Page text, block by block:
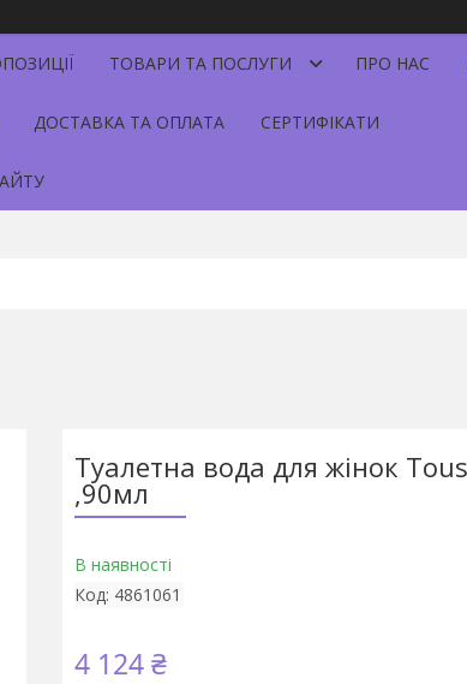
ТОВАРИ ТА ПОСЛУГИ ПРО НАС
ДОСТАВКА ТА ОПЛАТА СЕРТИФІКАТИ
Туалетна вода для жінок
,90мл
В наявності
Код: 4861061
4 124 ₴